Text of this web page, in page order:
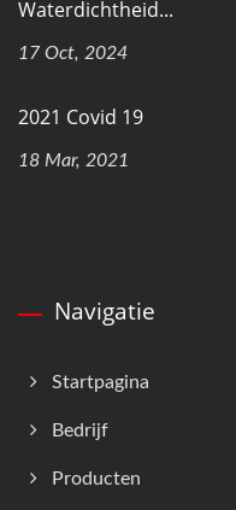
Waterdichtheid...
17 Oct, 2024
2021 Covid 19
18 Mar, 2021
Navigatie
Startpagina
Bedrijf
Producten